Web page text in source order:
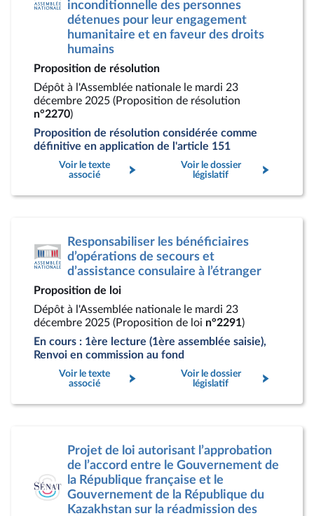
inconditionnelle des personnes
détenues pour leur engagement
humanitaire et en faveur des droits
humains
Proposition de résolution
Dépôt à l'Assemblée nationale le mardi 23
décembre 2025 (Proposition de résolution
n°2270)
Proposition de résolution considérée comme
définitive en application de l'article 151
Voir le texte
associé
Voir le dossier
législatif
Responsabiliser les bénéficiaires
d’opérations de secours et
d’assistance consulaire à l’étranger
Proposition de loi
Dépôt à l'Assemblée nationale le mardi 23
décembre 2025 (Proposition de loi n°2291)
En cours : 1ère lecture (1ère assemblée saisie),
Renvoi en commission au fond
Voir le texte
associé
Voir le dossier
législatif
Projet de loi autorisant l’approbation
de l’accord entre le Gouvernement de
la République française et le
Gouvernement de la République du
Kazakhstan sur la réadmission des